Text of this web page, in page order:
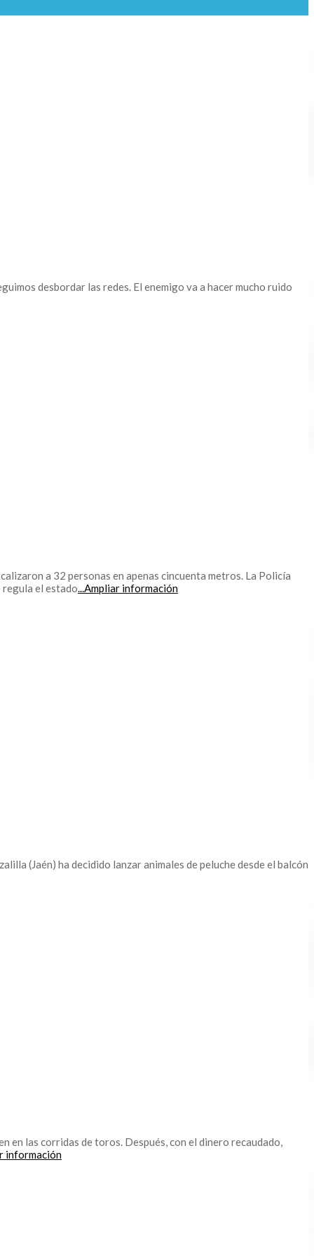
desbordar las redes. El enemigo va a hacer mucho ruido
a 32 personas en apenas cincuenta metros. La Policía
el estado...Ampliar información
(Jaén) ha decidido lanzar animales de peluche desde el balcón
en las corridas de toros. Después, con el dinero recaudado,
información